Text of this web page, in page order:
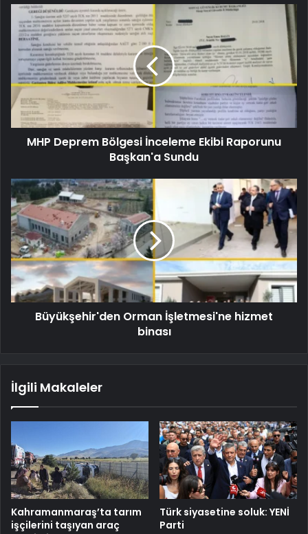
MHP Deprem Bölgesi İnceleme Ekibi Raporunu
Başkan'a Sundu
Büyükşehir'den Orman İşletmesi'ne hizmet
binası
İlgili Makaleler
Kahramanmaraş’ta tarım
işçilerini taşıyan araç
Türk siyasetine soluk: YENİ
Parti